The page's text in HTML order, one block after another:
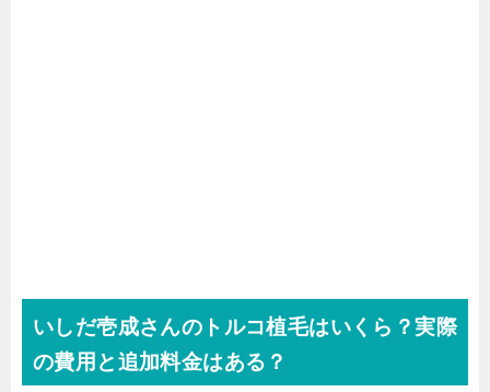
いしだ壱成さんのトルコ植毛はいくら？実際
の費用と追加料金はある？